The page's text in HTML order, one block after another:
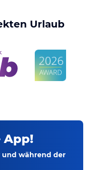
Urlaub
App!
und während der